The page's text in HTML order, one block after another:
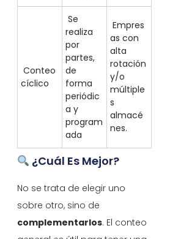
Conteo
cíclico
Se
realiza
por
partes,
de
forma
periódic
a y
program
ada
Empres
as con
alta
rotación
y/o
múltiple
s
almacé
nes.
¿Cuál Es Mejor?
No se trata de elegir uno
sobre otro, sino de
complementarlos. El conteo